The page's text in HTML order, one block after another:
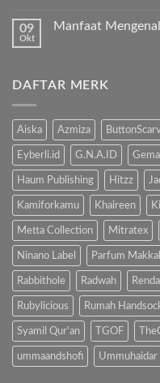
komentar
Kenalkan
Anak
09
Okt
Manfaat
Manfaat
Anak
DAFTAR MERK
Aiska Azmiza
Eyberli.id G.N.A.ID
Haum Publishing Hitzz
Kamiforkamu Khaireen
Metta Collection Mitratex
Ninano Label Parfum
Rabbithole Radwah
Rubylicious Rumah
Syamil Qur'an TGOF
ummaandshofi Ummuhaidar